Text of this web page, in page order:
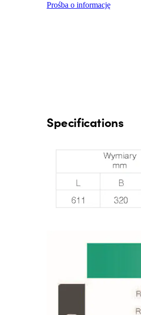
Prośba o informację
Specifications